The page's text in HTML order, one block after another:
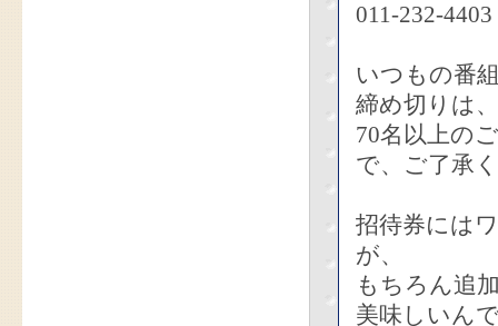
011-232-4403
いつもの番
締め切りは
70名以上の
で、ご了承
招待券には
が、
もちろん追
美味しいん